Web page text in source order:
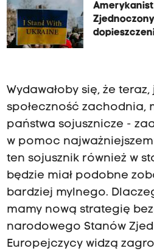
Wydawałoby się, że
społeczność zachodnia,
państwa sojusznicze -
w pomoc
ten sojusznik również w
będzie miał podobne
bardziej mylnego.
mamy nową strategię
narodowego Stanów
Europejczycy widzą